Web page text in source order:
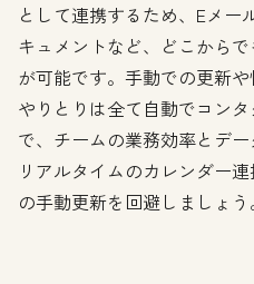
として連携するため、Eメー
キュメントなど、どこから
が可能です。手動での更新や
やりとりは全て自動でコン
で、チームの業務効率とデ
リアルタイムのカレンダー
の手動更新を回避しましょう